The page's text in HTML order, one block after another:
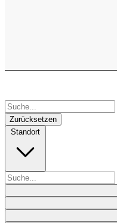
Zurücksetzen
Standort